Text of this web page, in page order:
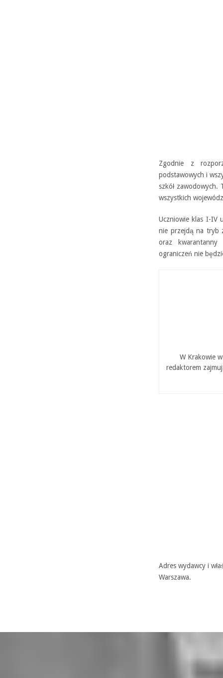
Zgodnie z
podstawowych i
szkół
wszystkich
Uczniowie klas I-IV
nie przejdą na tryb
oraz
ograniczeń nie
W Krakowie
redaktorem
Adres wydawcy i
Warszawa.